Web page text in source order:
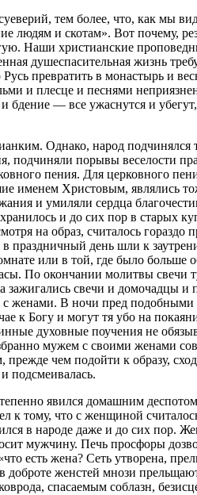
тем более, что, как мы
людям и скотам». Вот почему,
Наши христианские
душеспасительная жизнь
превратить в монастырь и
и плесце и песнями
бдение — все ужаснутся и
Однако, народ
подчиняли порывы веселости
пения. Для церковного
именем Христовым, являлись
и умиляли сердца
и до сих пор в старых
на образ, считалось
день шли к
или в той, где было больше
По окончании молитвы свечи
свечи и домочадцы и
женами. В ночи пред
к Богу и могут тя убо на
духовные поучения не
мужем с своими женами
чем подойти к образу,
подсмеивалась.
явился домашним
к тому, что с женщиной
в народе даже и до сих пор.
мужчину. Печь просфоры
есть жена? Сеть утворена,
женстей мнози
спасаемым соблазн,